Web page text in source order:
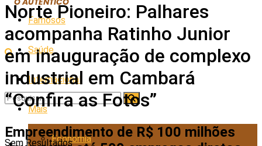
Famosos
Saúde
Internacional
Mais
Economia
Sem Resultados
Norte Pioneiro: Palhares
acompanha Ratinho Junior
em inauguração de complexo
industrial em Cambará
“Confira as Fotos”
Empreendimento de R$ 100 milhões